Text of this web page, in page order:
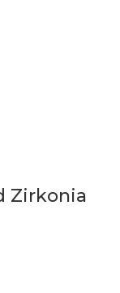
Zirkonia